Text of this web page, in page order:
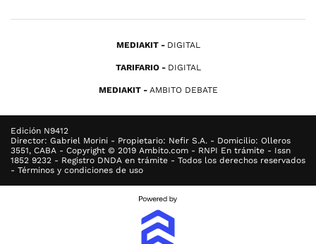
MEDIAKIT DIGITAL
TARIFARIO DIGITAL
MEDIAKIT AMBITO DEBATE
Edición N9412
Director: Gabriel Morini - Propietario: Nefir S.A. - Domicilio: Olleros
3551, CABA - Copyright © 2019 Ambito.com - RNPI En trámite - Issn
1852 9232 - Registro DNDA en trámite - Todos los derechos reservados
- Términos y condiciones de uso